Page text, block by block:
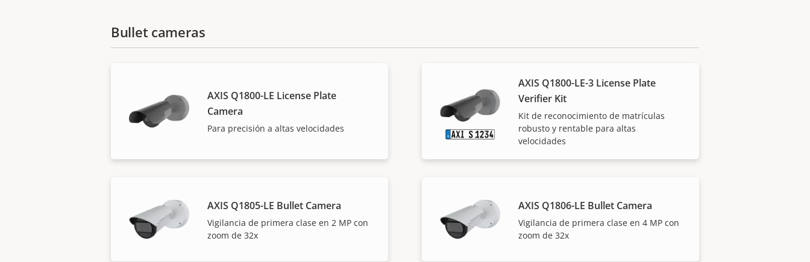
Bullet cameras
AXIS Q1800-LE License Plate
Camera
Para precisión a altas velocidades
AXIS Q1800-LE-3 License Plate
Verifier Kit
Kit de reconocimiento de matrículas
robusto y rentable para altas
velocidades
AXIS Q1805-LE Bullet Camera
Vigilancia de primera clase en 2 MP con
zoom de 32x
AXIS Q1806-LE Bullet Camera
Vigilancia de primera clase en 4 MP con
zoom de 32x